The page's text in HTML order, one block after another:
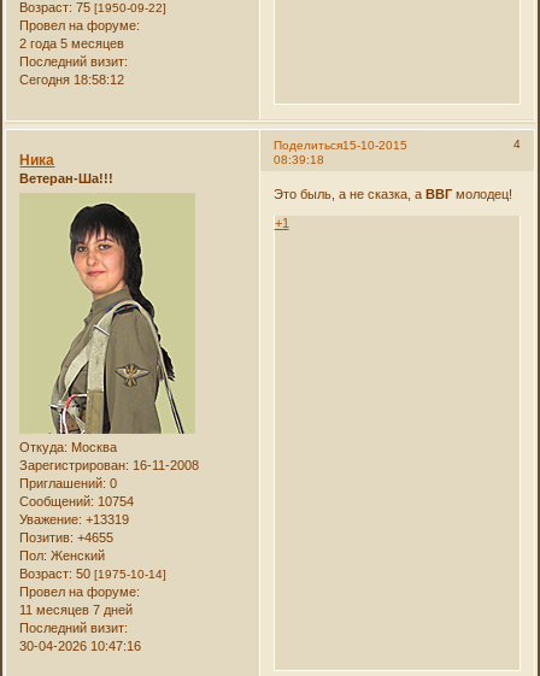
Возраст: 75[1950-09-22]
Провел на форуме:
2 года 5 месяцев
Последний визит:
Сегодня 18:58:12
Поделиться 4
15-10-2015
08:39:18
Ника
Ветеран-Ша!!!
Откуда: Москва
Зарегистрирован: 16-11-2008
Приглашений: 0
Сообщений: 10754
Уважение: +13319
Позитив: +4655
Пол: Женский
Возраст: 50[1975-10-14]
Провел на форуме:
11 месяцев 7 дней
Последний визит:
30-04-2026 10:47:16
Это быль, а не сказка, а ВВГмолодец!
+1